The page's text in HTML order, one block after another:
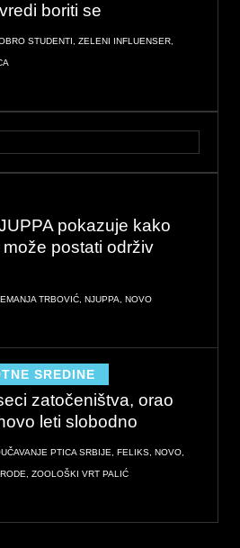
boriti se
STUDENTI , ZELENI INFLUENSER,
pokazuje kako
postati održiv
TRBOVIĆ, NJUPPA, NOVO
SREDINE
zatočeništva, orao
leti slobodno
PTICA SRBIJE, FELIKS, NOVO,
, ZOOLOŠKI VRT PALIĆ